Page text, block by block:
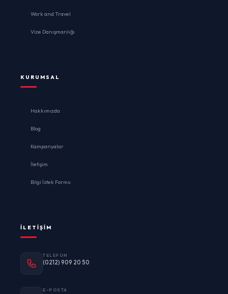
Work and Travel
Vize Danışmanlığı
KURUMSAL
Hakkımızda
Blog
Kampanyalar
İletişim
Bilgi İstek Formu
İLETIŞIM
TELEFON
(0212) 909 20 50
E-POSTA